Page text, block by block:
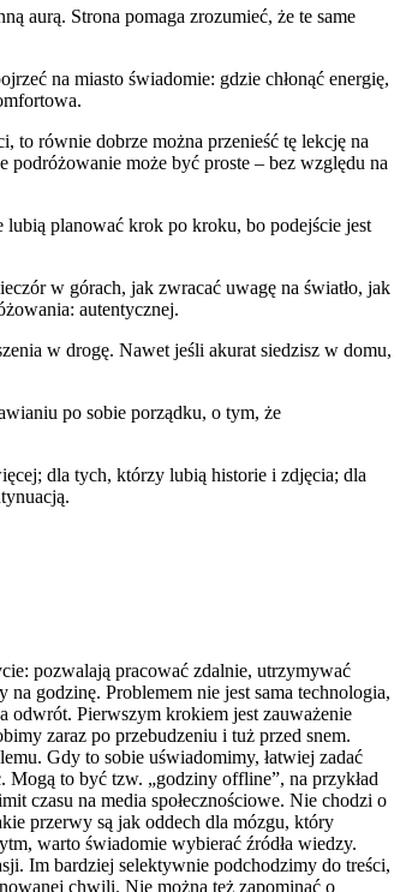
aurą. Strona pomaga zrozumieć, że te same
na miasto świadomie: gdzie chłonąć energię,
to równie dobrze można przenieść tę lekcję na
może być proste – bez względu na
lubią planować krok po kroku, bo podejście jest
w górach, jak zwracać uwagę na światło, jak
autentycznej.
w drogę. Nawet jeśli akurat siedzisz w domu,
po sobie porządku, o tym, że
dla tych, którzy lubią historie i zdjęcia; dla
pozwalają pracować zdalnie, utrzymywać
godzinę. Problemem nie jest sama technologia,
odwrót. Pierwszym krokiem jest zauważenie
zaraz po przebudzeniu i tuż przed snem.
Gdy to sobie uświadomimy, łatwiej zadać
Mogą to być tzw. „godziny offline”, na przykład
czasu na media społecznościowe. Nie chodzi o
przerwy są jak oddech dla mózgu, który
warto świadomie wybierać źródła wiedzy.
Im bardziej selektywnie podchodzimy do treści,
chwili. Nie można też zapominać o